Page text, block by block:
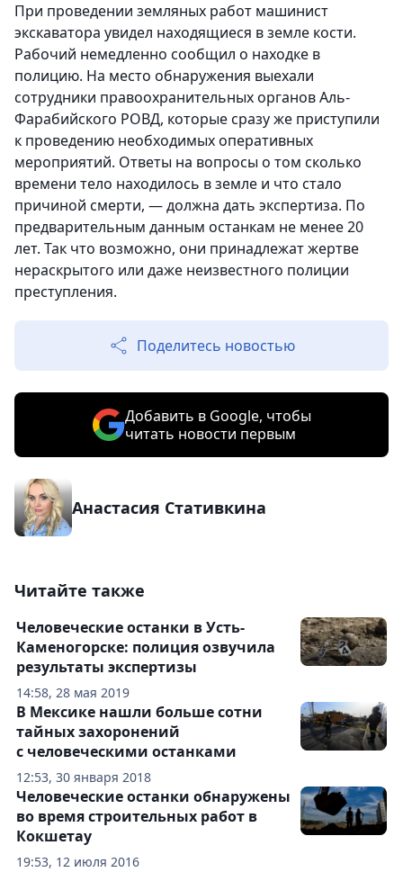
При проведении земляных работ машинист
экскаватора увидел находящиеся в земле кости.
Рабочий немедленно сообщил о находке в
полицию. На место обнаружения выехали
сотрудники правоохранительных органов Аль-
Фарабийского РОВД, которые сразу же приступили
к проведению необходимых оперативных
мероприятий. Ответы на вопросы о том сколько
времени тело находилось в земле и что стало
причиной смерти, — должна дать экспертиза. По
предварительным данным останкам не менее 20
лет. Так что возможно, они принадлежат жертве
нераскрытого или даже неизвестного полиции
преступления.
Поделитесь новостью
Добавить в Google, чтобы
читать новости первым
Анастасия Стативкина
Читайте также
14:58, 28 мая 2019
Человеческие останки в Усть-
Каменогорске: полиция озвучила
результаты экспертизы
12:53, 30 января 2018
В Мексике нашли больше сотни
тайных захоронений
с человеческими останками
19:53, 12 июля 2016
Человеческие останки обнаружены
во время строительных работ в
Кокшетау